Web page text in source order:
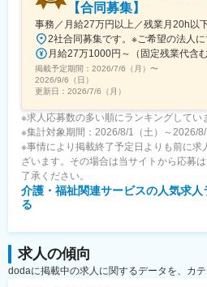
【合同募集】
事務／月給27万円以上／残業月20h以
掲載予定期間： 2026/7/6（月） 〜
2026/9/6（日）
更新日： 2026/7/6（月）
※求人応募数の多い順にランキングしてい
※集計対象期間：2026/8/1（土）～2026/8/
※事情により掲載終了予定日よりも前に求
ざいます。その場合は当サイトから応募
了承ください。
介護・福祉関連サービスの人気求人
る
求人の傾向
dodaに掲載中の求人に関するデータを、カテ